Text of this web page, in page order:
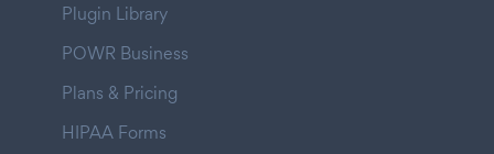
Plugin Library
POWR Business
Plans & Pricing
HIPAA Forms